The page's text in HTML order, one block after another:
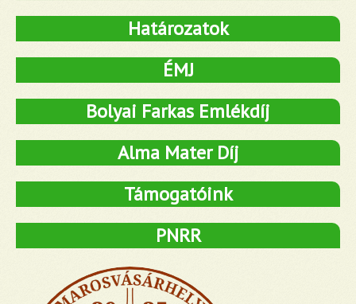
Határozatok
ÉMJ
Bolyai Farkas Emlékdíj
Alma Mater Díj
Támogatóink
PNRR